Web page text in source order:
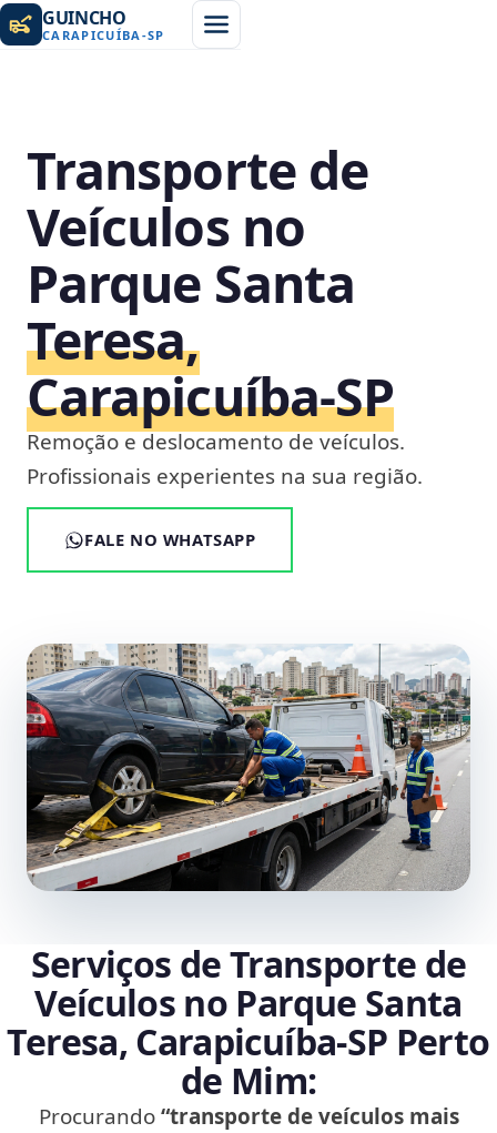
GUINCHO
CARAPICUÍBA -SP
Transporte de
Veículos no
Parque Santa
Teresa,
Carapicuíba‑SP
Remoção e deslocamento de veículos.
Profissionais experientes na sua região.
FALE NO WHATSAPP
Serviços de Transporte de
Veículos no Parque Santa
Teresa, Carapicuíba‑SP Perto
de Mim:
Procurando“transporte de veículos mais